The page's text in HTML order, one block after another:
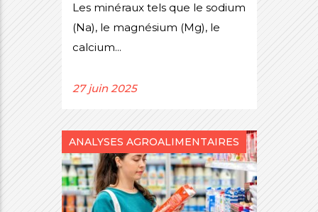
Les minéraux tels que le sodium
(Na), le magnésium (Mg), le
calcium...
27 juin 2025
ANALYSES AGROALIMENTAIRES